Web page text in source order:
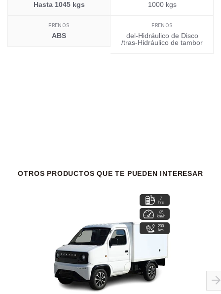
Hasta 1045 kgs
FRENOS
ABS
1000 kgs
FRENOS
del-Hidráulico de Disco
/tras-Hidráulico de tambor
OTROS PRODUCTOS QUE TE PUEDEN INTERESAR
7
hrs
85
km/h
200
km